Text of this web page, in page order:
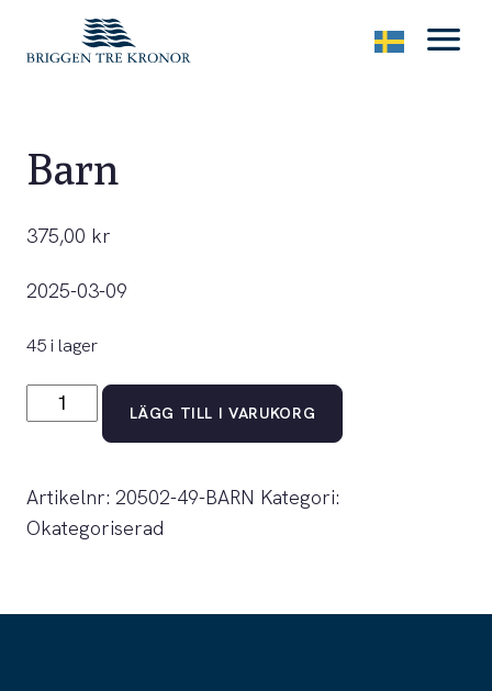
menu
Barn
375,00 kr
2025-03-09
45 i lager
Barn
mängd
LÄGG TILL I VARUKORG
Artikelnr: 20502-49-BARN Kategori:
Okategoriserad